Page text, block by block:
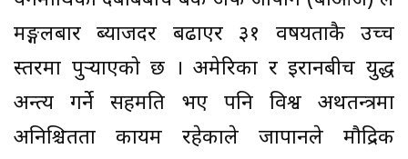
मङ्गलबार ब्याजदर बढाएर ३१ वर्षयताकै उच्च
स्तरमा पुर्‍याएको छ । अमेरिका र इरानबीच युद्ध
अन्त्य गर्ने सहमति भए पनि विश्व अर्थतन्त्रमा
अनिश्चितता कायम रहेकाले जापानले मौद्रिक